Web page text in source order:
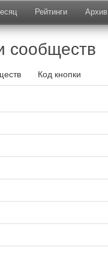
Рейтинги Архив
сообществ
Код кнопки